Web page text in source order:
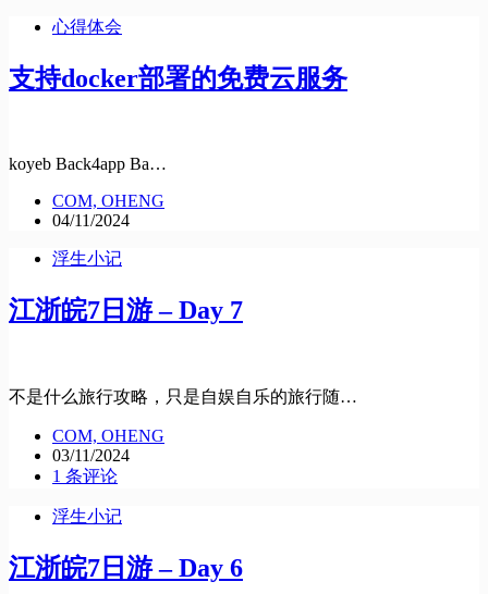
心得体会
支持docker部署的免费云服务
koyeb Back4app Ba…
COM, OHENG
04/11/2024
浮生小记
江浙皖7日游 – Day 7
不是什么旅行攻略，只是自娱自乐的旅行随…
COM, OHENG
03/11/2024
1 条评论
浮生小记
江浙皖7日游 – Day 6